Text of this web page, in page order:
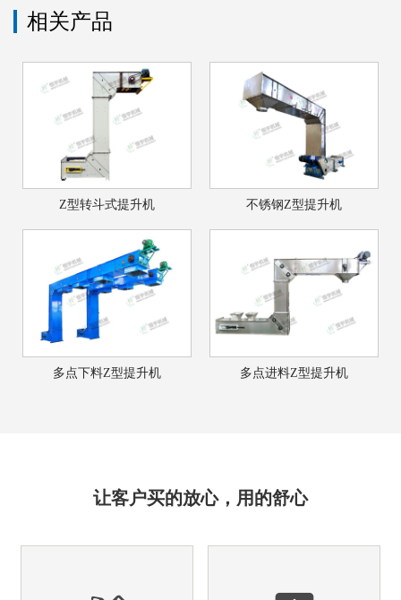
相关产品
Z型转斗式提升机 不锈钢Z型提升机
多点下料Z型提升机 多点进料Z型提升机
让客户买的放心，用的舒心